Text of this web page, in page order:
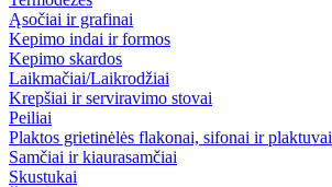
Ąsočiai ir grafinai
Kepimo indai ir formos
Kepimo skardos
Laikmačiai/Laikrodžiai
Krepšiai ir serviravimo stovai
Peiliai
Plaktos grietinėlės flakonai, sifonai ir plaktuvai
Samčiai ir kiaurasamčiai
Skustukai